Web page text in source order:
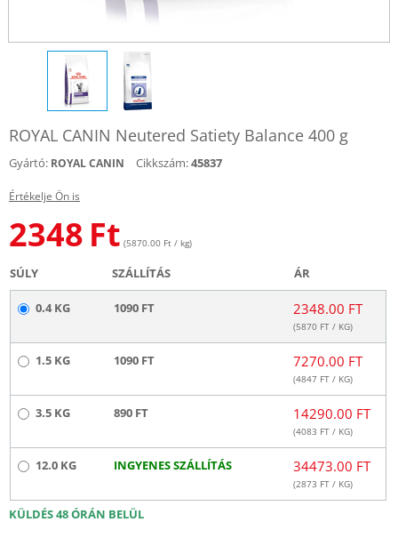
ROYAL CANIN Neutered Satiety Balance 400 g
Gyártó: ROYAL CANIN Cikkszám:45837
Értékelje Ön is
2348 Ft (5870.00 Ft / kg)
SÚLY SZÁLLÍTÁS ÁR
0.4 KG 1090 FT 2348.00 FT
(5870 FT / KG)
1.5 KG 1090 FT 7270.00 FT
(4847 FT / KG)
3.5 KG 890 FT 14290.00 FT
(4083 FT / KG)
12.0 KG INGYENES SZÁLLÍTÁS 34473.00 FT
(2873 FT / KG)
KÜLDÉS 48 ÓRÁN BELÜL